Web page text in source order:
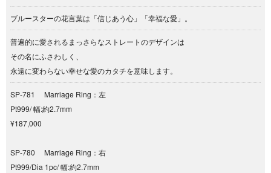
ブルースターの花言葉は「信じあう心」「幸福な愛」。
普遍的に愛されるまっさらなストレートのデザインは
その名にふさわしく、
永遠に変わらない幸せな愛のカタチを意味します。
SP-781 Marriage Ring：左
Pt999/ 幅:約2.7mm
¥187,000
SP-780 Marriage Ring：右
Pt999/Dia 1pc/ 幅:約2.7mm